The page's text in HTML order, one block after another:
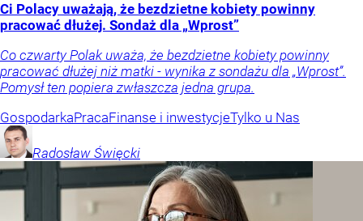
Ci Polacy uważają, że bezdzietne kobiety powinny
pracować dłużej. Sondaż dla „Wprost”
Co czwarty Polak uważa, że bezdzietne kobiety powinny
pracować dłużej niż matki - wynika z sondażu dla „Wprost”.
Pomysł ten popiera zwłaszcza jedna grupa.
GospodarkaPracaFinanse i inwestycjeTylko u Nas
Radosław Święcki